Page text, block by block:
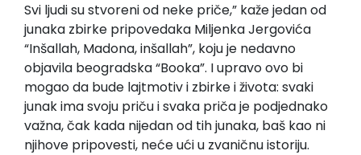
Svi ljudi su stvoreni od neke priče,” kaže jedan od
junaka zbirke pripovedaka Miljenka Jergovića
“Inšallah, Madona, inšallah”, koju je nedavno
objavila beogradska “Booka”. I upravo ovo bi
mogao da bude lajtmotiv i zbirke i života: svaki
junak ima svoju priču i svaka priča je podjednako
važna, čak kada nijedan od tih junaka, baš kao ni
njihove pripovesti, neće ući u zvaničnu istoriju.